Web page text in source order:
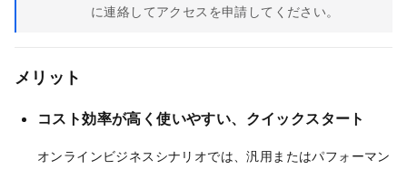
に連絡してアクセスを申請してください。
メリット
コスト効率が高く使いやすい、クイックスタート
オンラインビジネスシナリオでは、汎用またはパフォーマン